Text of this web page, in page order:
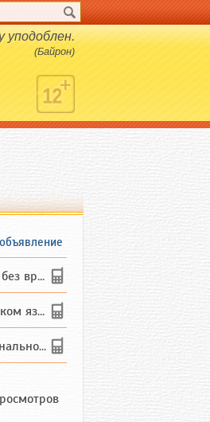
уподоблен.
(Байрон)
...
языке
дл...